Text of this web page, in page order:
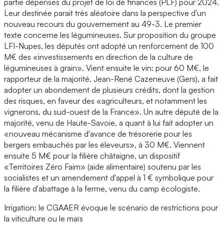
Leur destinée parait très aléatoire dans la perspective d'un
nouveau recours du gouvernement au 49-3. Le premier
texte concerne les légumineuses. Sur proposition du groupe
LFI-Nupes, les députés ont adopté un renforcement de 100
M€ des «investissements en direction de la culture de
légumineuses à grain». Vient ensuite le vin: pour 60 M€, le
rapporteur de la majorité, Jean-René Cazeneuve (Gers), a fait
adopter un abondement de plusieurs crédits, dont la gestion
des risques, en faveur des «agriculteurs, et notamment les
vignerons, du sud-ouest de la France». Un autre député de la
majorité, venu de Haute-Savoie, a quant à lui fait adopter un
«nouveau mécanisme d'avance de trésorerie pour les
bergers embauchés par les éleveurs», à 30 M€. Viennent
ensuite 5 M€ pour la filière châtaigne, un dispositif
«Territoires Zéro Faim» (aide alimentaire) soutenu par les
socialistes et un amendement d'appel à 1 € symbolique pour
la filière d'abattage à la ferme, venu du camp écologiste.
Irrigation: le CGAAER évoque le scénario de restrictions pour
la viticulture ou le maïs